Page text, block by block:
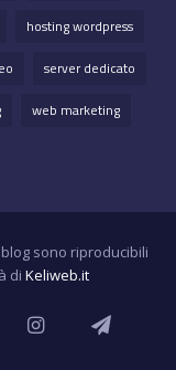
hosting wordpress
server dedicato
web marketing
sono riproducibili
di Keliweb.it
Instagram